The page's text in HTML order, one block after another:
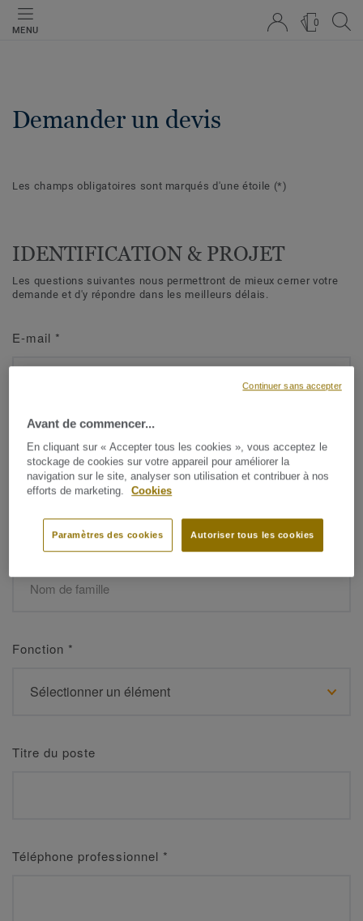
MENU
0
Demander un devis
Les champs obligatoires sont marqués d'une étoile (*)
IDENTIFICATION & PROJET
Les questions suivantes nous permettront de mieux cerner votre
demande et d'y répondre dans les meilleurs délais.
E-mail *
Prénom*
Fonction *
Titre du poste
Téléphone professionnel *
Avant de commencer...
En cliquant sur « Accepter tous les cookies », vous acceptez le
stockage de cookies sur votre appareil pour améliorer la
navigation sur le site, analyser son utilisation et contribuer à nos
efforts de marketing.
Cookies
Autoriser tous les cookies
Paramètres des cookies
Continuer sans accepter